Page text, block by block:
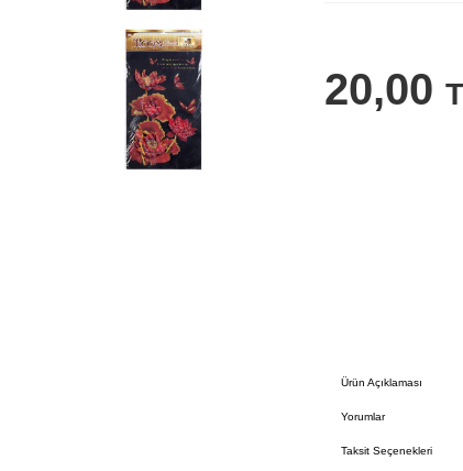
20,00
Ürün Açıklaması
Yorumlar
Taksit Seçenekleri